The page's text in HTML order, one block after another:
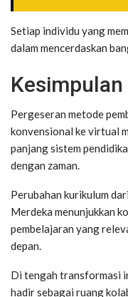
Setiap individu yang
dalam mencerdaskan
Kesimpulan
Pergeseran metode
konvensional ke virtual
panjang sistem
dengan zaman.
Perubahan kurikulum
Merdeka menunjukkan
pembelajaran yang
depan.
Di tengah transformasi
hadir sebagai ruang